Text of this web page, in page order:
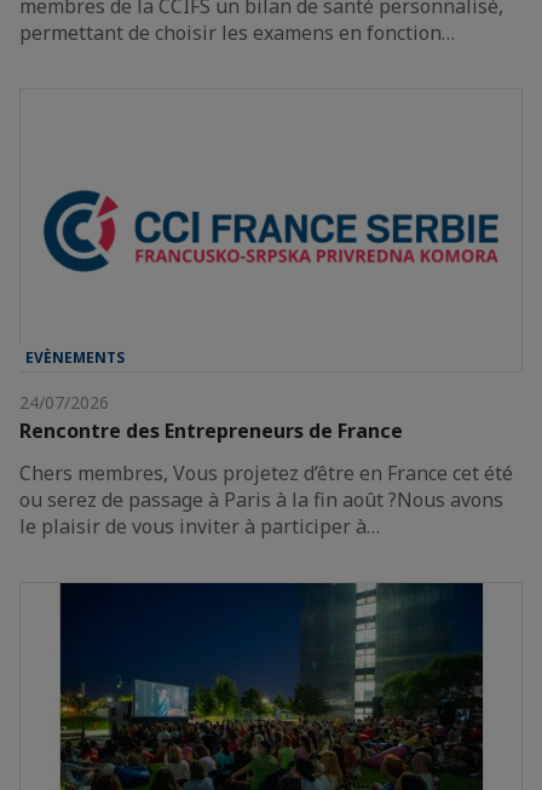
membres de la CCIFS un bilan de santé personnalisé,
permettant de choisir les examens en fonction…
EVÈNEMENTS
24/07/2026
Rencontre des Entrepreneurs de France
Chers membres, Vous projetez d’être en France cet été
ou serez de passage à Paris à la fin août ?Nous avons
le plaisir de vous inviter à participer à…